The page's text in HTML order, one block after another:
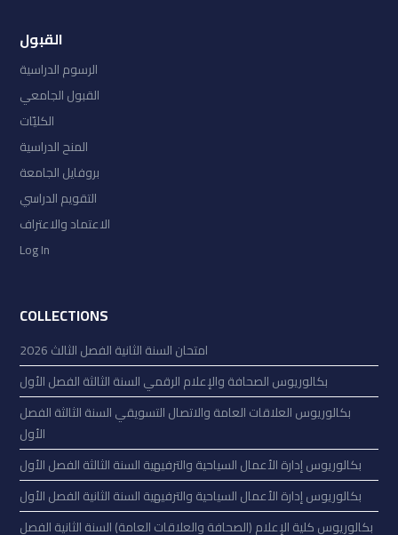
القبول
الرسوم الدراسية
القبول الجامعي
الكليّات
المنح الدراسية
بروفايل الجامعة
التقويم الدراسي
الاعتماد والاعتراف
Log In
COLLECTIONS
امتحان السنة الثانية الفصل الثالث 2026
بكالوريوس الصحافة والإعلام الرقمي السنة الثالثة الفصل الأول
بكالوريوس العلاقات العامة والاتصال التسويقي السنة الثالثة الفصل
الأول
بكالوريوس إدارة الأعمال السياحية والترفيهية السنة الثالثة الفصل الأول
بكالوريوس إدارة الأعمال السياحية والترفيهية السنة الثانية الفصل الأول
بكالوريوس كلية الإعلام (الصحافة والعلاقات العامة) السنة الثانية الفصل